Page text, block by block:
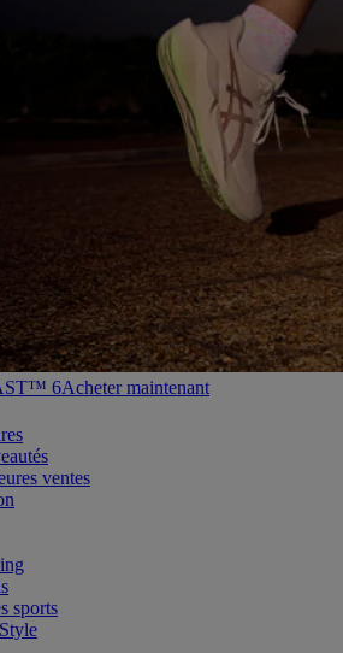
6Acheter maintenant
ventes
sports